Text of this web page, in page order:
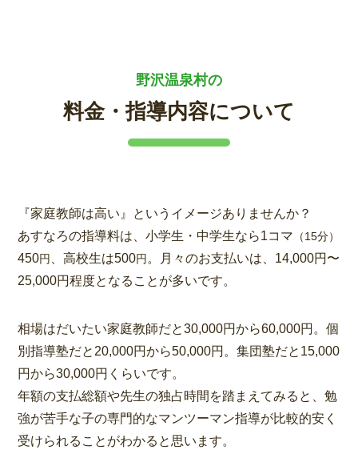
野沢温泉村の
料金・指導内容について
『家庭教師は高い』というイメージありませんか？
あすなろの指導料は、小学生・中学生なら1コマ （15分）
450円 、高校生は500円 。月々のお支払いは、14,000円〜
25,000円程度となることが多いです。
相場はだいたい家庭教師だと30,000円から60,000円。個
別指導塾だと20,000円から50,000円。集団塾だと15,000
円から30,000円くらいです。
年額の支払総額や先生の独占時間を踏まえてみると、勉
強が苦手な子の専門的なマンツーマン指導が比較的安く
受けられることがわかると思います。